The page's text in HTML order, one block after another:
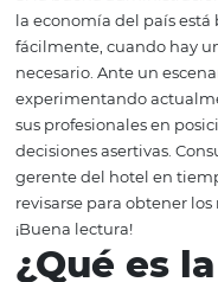
Em Uncategorized
Si la buena
la economía del país
fácilmente, cuando
necesario. Ante un
experimentando
sus profesionales en